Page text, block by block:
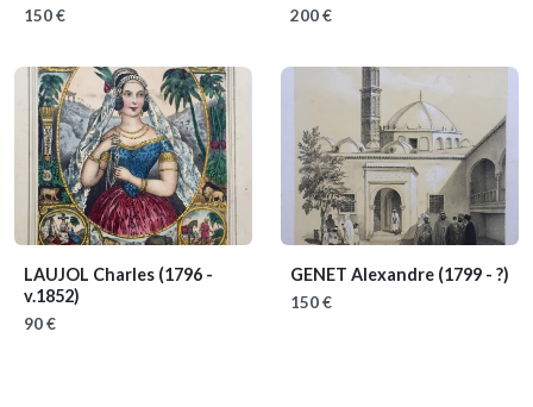
150 € 200 €
LAUJOL Charles (1796 -
v.1852)
90 €
GENET Alexandre (1799 - ?)
150 €